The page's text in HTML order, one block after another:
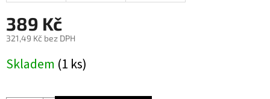
389 Kč
321,49 Kč bez DPH
cena:
Skladem (1 ks)